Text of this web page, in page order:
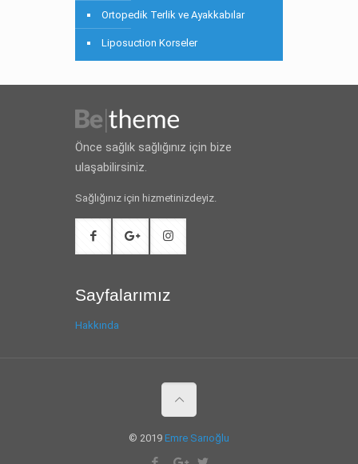
Ortopedik Terlik ve Ayakkabılar
Liposuction Korseler
Önce sağlık sağlığınız için bize
ulaşabilirsiniz.
Sağlığınız için hizmetinizdeyiz.
Sayfalarımız
Hakkında
© 2019 Emre Sarıoğlu